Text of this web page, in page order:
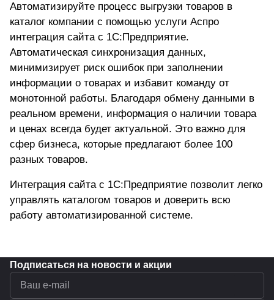
Автоматизируйте процесс выгрузки товаров в
каталог компании с помощью услуги Аспро
интеграция сайта с 1С:Предприятие.
Автоматическая синхронизация данных,
минимизирует риск ошибок при заполнении
информации о товарах и избавит команду от
монотонной работы. Благодаря обмену данными в
реальном времени, информация о наличии товара
и ценах всегда будет актуальной. Это важно для
сфер бизнеса, которые предлагают более 100
разных товаров.
Интеграция сайта с 1С:Предприятие позволит легко
управлять каталогом товаров и доверить всю
работу автоматизированной системе.
Подписаться на новости и акции